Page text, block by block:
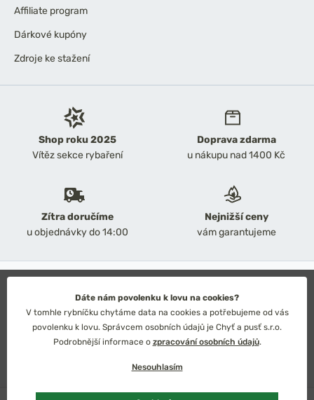
Shop roku 2025
Vítěz sekce rybaření
Doprava zdarma
u nákupu nad 1400 Kč
Zítra doručíme
u objednávky do 14:00
Nejnižší ceny
vám garantujeme
Affiliate program
Dárkové kupóny
Zdroje ke stažení
Obchodní podmínky
Ochrana osobních údajů
Technické řešení: Simplia s.r.o.
Strategický design: Petr Široký
Dáte nám povolenku k lovu na cookies?
V tomhle rybníčku chytáme data na cookies a potřebujeme od vás
povolenku k lovu. Správcem osobních údajů je Chyť a pusť s.r.o.
Podrobnější informace o zpracování osobních údajů.
Nesouhlasím